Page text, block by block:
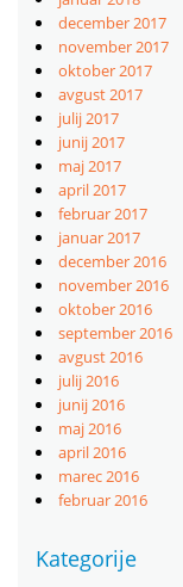
december 2017
november 2017
oktober 2017
avgust 2017
julij 2017
junij 2017
maj 2017
april 2017
februar 2017
januar 2017
december 2016
november 2016
oktober 2016
september 2016
avgust 2016
julij 2016
junij 2016
maj 2016
april 2016
marec 2016
februar 2016
Kategorije